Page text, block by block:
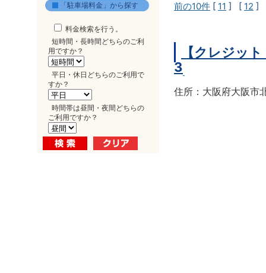
「駐車場料金」から探す
料金検索を行う。
短時間・長時間どちらのご利
用ですか？
平日・休日どちらのご利用で
すか？
時間帯は昼間・夜間どちらの
ご利用ですか？
前の10件 [ 11 ] [ 12 ]
【クレジッ
3
住所：大阪府大阪市